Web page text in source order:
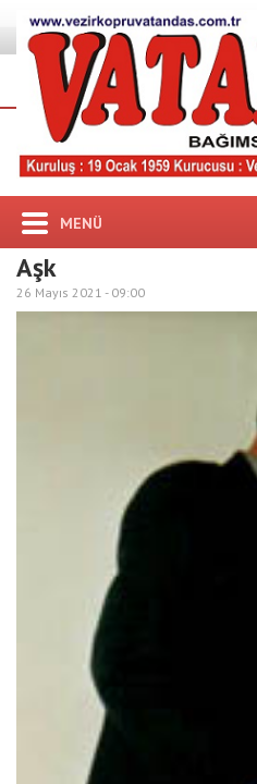
MENÜ
Aşk
26 Mayıs 2021 - 09:00